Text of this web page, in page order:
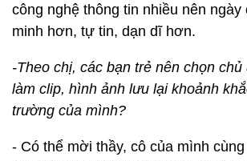
công nghệ thông tin nhiều nên ngày
minh hơn, tự tin, dạn dĩ hơn.
-Theo chị, các bạn trẻ nên chọn
làm clip, hình ảnh lưu lại khoảnh
trường của mình?
- Có thể mời thầy, cô của mình